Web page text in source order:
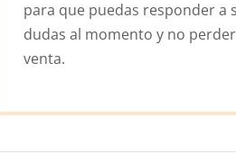
para que puedas responder a
dudas al momento y no
venta.